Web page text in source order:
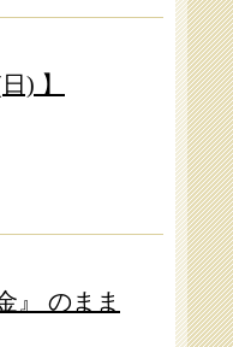
) 】
』 のまま